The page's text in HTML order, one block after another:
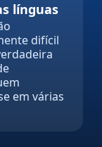
globais
línguas
difícil
em várias